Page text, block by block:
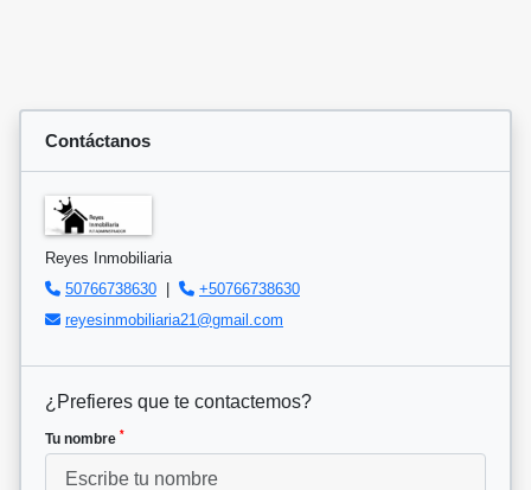
Contáctanos
Reyes Inmobiliaria
50766738630 |
+50766738630
reyesinmobiliaria21@gmail.com
¿Prefieres que te contactemos?
Tu nombre *